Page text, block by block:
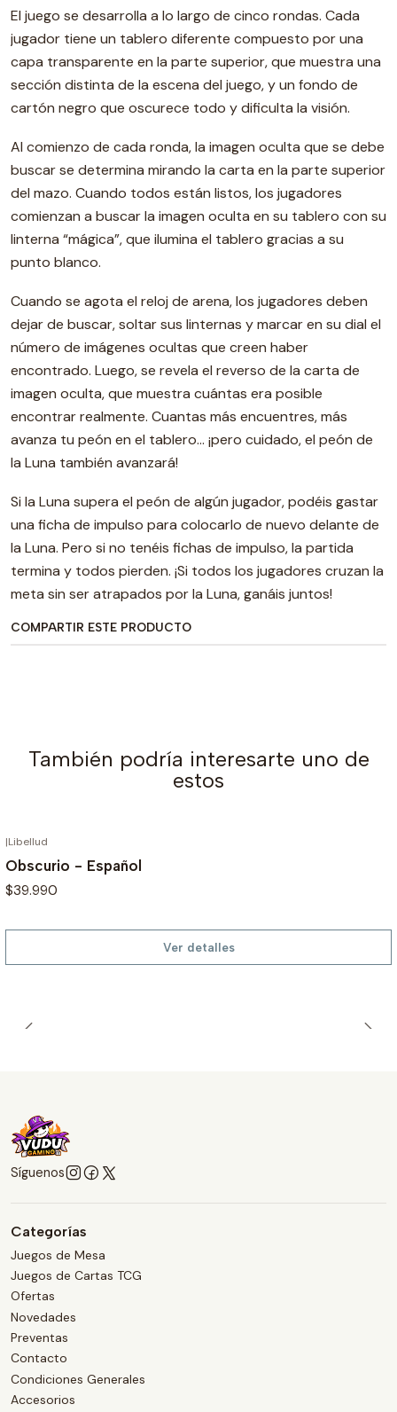
El juego se desarrolla a lo largo de cinco rondas. Cada
jugador tiene un tablero diferente compuesto por una
capa transparente en la parte superior, que muestra una
sección distinta de la escena del juego, y un fondo de
cartón negro que oscurece todo y dificulta la visión.
Al comienzo de cada ronda, la imagen oculta que se debe
buscar se determina mirando la carta en la parte superior
del mazo. Cuando todos están listos, los jugadores
comienzan a buscar la imagen oculta en su tablero con su
linterna “mágica”, que ilumina el tablero gracias a su
punto blanco.
Cuando se agota el reloj de arena, los jugadores deben
dejar de buscar, soltar sus linternas y marcar en su dial el
número de imágenes ocultas que creen haber
encontrado. Luego, se revela el reverso de la carta de
imagen oculta, que muestra cuántas era posible
encontrar realmente. Cuantas más encuentres, más
avanza tu peón en el tablero… ¡pero cuidado, el peón de
la Luna también avanzará!
Si la Luna supera el peón de algún jugador, podéis gastar
una ficha de impulso para colocarlo de nuevo delante de
la Luna. Pero si no tenéis fichas de impulso, la partida
termina y todos pierden. ¡Si todos los jugadores cruzan la
meta sin ser atrapados por la Luna, ganáis juntos!
COMPARTIR ESTE PRODUCTO
También podría interesarte uno de
estos
|Libellud
Obscurio - Español
$39.990
Ver detalles
Síguenos
Categorías
Juegos de Mesa
Juegos de Cartas TCG
Ofertas
Novedades
Preventas
Contacto
Condiciones Generales
Accesorios